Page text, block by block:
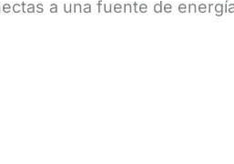
a una fuente de